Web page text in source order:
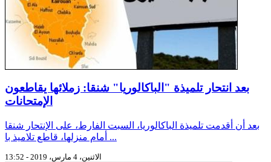
بعد انتحار تلميذة "الباكالوريا" شنقا: زملائها يقاطعون
الإمتحانات
بعد أن أقدمت تلميذة الباكالوريا، السبت الفارط، على الإنتحار شنقا
أمام منزلها، قاطع تلاميذ با ...
الاثنين، 4 مارس، 2019 - 13:52